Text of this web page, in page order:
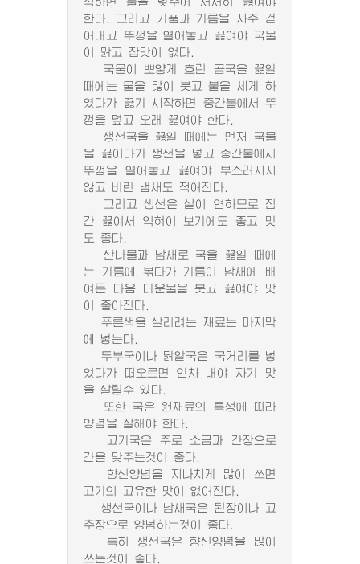
한다. 그리고 거품과 기름을 자주 걷
어내고 뚜껑을 열어놓고 끓여야 국물
이 맑고 잡맛이 없다.
국물이 뽀얗게 흐린 곰국을 끓일
때에는 물을 많이 붓고 불을 세게 하
였다가 끓기 시작하면 중간불에서 뚜
껑을 덮고 오래 끓여야 한다.
생선국을 끓일 때에는 먼저 국물
을 끓이다가 생선을 넣고 중간불에서
뚜껑을 열어놓고 끓여야 부스러지지
않고 비린 냄새도 적어진다.
그리고 생선은 살이 연하므로 잠
간 끓여서 익혀야 보기에도 좋고 맛
도 좋다.
산나물과 남새로 국을 끓일 때에
는 기름에 볶다가 기름이 남새에 배
여든 다음 더운물을 붓고 끓여야 맛
이 좋아진다.
푸른색을 살리려는 재료는 마지막
에 넣는다.
두부국이나 닭알국은 국거리를 넣
었다가 떠오르면 인차 내야 자기 맛
을 살릴수 있다.
또한 국은 원재료의 특성에 따라
양념을 잘해야 한다.
고기국은 주로 소금과 간장으로
간을 맞추는것이 좋다.
향신양념을 지나치게 많이 쓰면
고기의 고유한 맛이 없어진다.
생선국이나 남새국은 된장이나 고
추장으로 양념하는것이 좋다.
특히 생선국은 향신양념을 많이
쓰는것이 좋다.